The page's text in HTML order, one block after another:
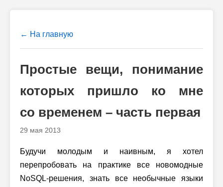
← На главную
Простые вещи, понимание
которых пришло ко мне
со временем – часть первая
29 мая 2013
Будучи молодым и наивным, я хотел
перепробовать на практике все новомодные
NoSQL-решения, знать все необычные языки